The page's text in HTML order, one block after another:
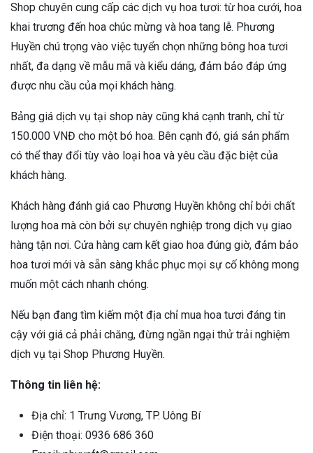
Shop chuyên cung cấp các dịch vụ hoa tươi: từ hoa cưới, hoa
khai trương đến hoa chúc mừng và hoa tang lễ. Phương
Huyền chú trọng vào việc tuyển chọn những bông hoa tươi
nhất, đa dạng về mẫu mã và kiểu dáng, đảm bảo đáp ứng
được nhu cầu của mọi khách hàng.
Bảng giá dịch vụ tại shop này cũng khá cạnh tranh, chỉ từ
150.000 VNĐ cho một bó hoa. Bên cạnh đó, giá sản phẩm
có thể thay đổi tùy vào loại hoa và yêu cầu đặc biệt của
khách hàng.
Khách hàng đánh giá cao Phương Huyền không chỉ bởi chất
lượng hoa mà còn bởi sự chuyên nghiệp trong dịch vụ giao
hàng tận nơi. Cửa hàng cam kết giao hoa đúng giờ, đảm bảo
hoa tươi mới và sẵn sàng khắc phục mọi sự cố không mong
muốn một cách nhanh chóng.
Nếu bạn đang tìm kiếm một địa chỉ mua hoa tươi đáng tin
cậy với giá cả phải chăng, đừng ngần ngại thử trải nghiệm
dịch vụ tại Shop Phương Huyền.
Thông tin liên hệ:
Địa chỉ: 1 Trưng Vương, TP. Uông Bí
Điện thoại: 0936 686 360